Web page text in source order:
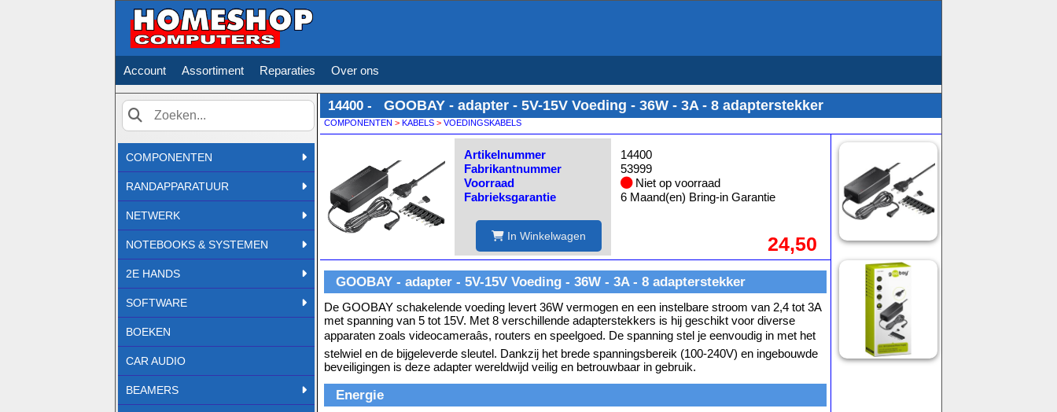
Account Assortiment Reparaties Over ons
Zoek
COMPONENTEN
RANDAPPARATUUR
NETWERK
NOTEBOOKS & SYSTEMEN
2E HANDS
SOFTWARE
BOEKEN
CAR AUDIO
BEAMERS
14400 - GOOBAY - adapter - 5V-15V Voeding - 36W - 3A - 8 adapterstekker
COMPONENTEN > KABELS > VOEDINGSKABELS
Artikelnummer
Fabrikantnummer
Voorraad
Fabrieksgarantie
In Winkelwagen
14400
53999
Niet op voorraad
6 Maand(en) Bring-in Garantie
24,50
GOOBAY - adapter - 5V-15V Voeding - 36W - 3A - 8 adapterstekker
De GOOBAY schakelende voeding levert 36W vermogen en een instelbare stroom van 2,4 tot 3A
met spanning van 5 tot 15V. Met 8 verschillende adapterstekkers is hij geschikt voor diverse
apparaten zoals videocameraâs, routers en speelgoed. De spanning stel je eenvoudig in met het
stelwiel en de bijgeleverde sleutel. Dankzij het brede spanningsbereik (100-240V) en ingebouwde
beveiligingen is deze adapter wereldwijd veilig en betrouwbaar in gebruik.
Energie